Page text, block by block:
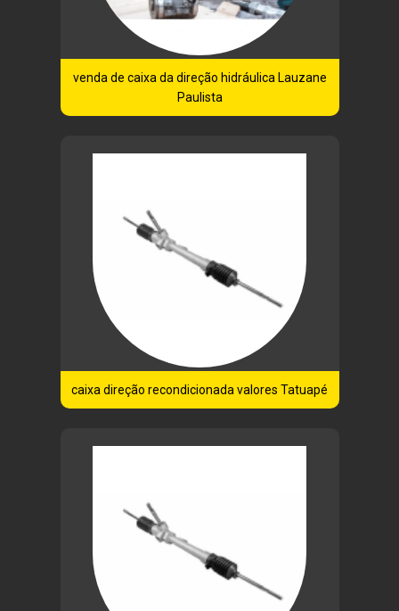
venda de caixa da direção hidráulica Lauzane
Paulista
caixa direção recondicionada valores Tatuapé